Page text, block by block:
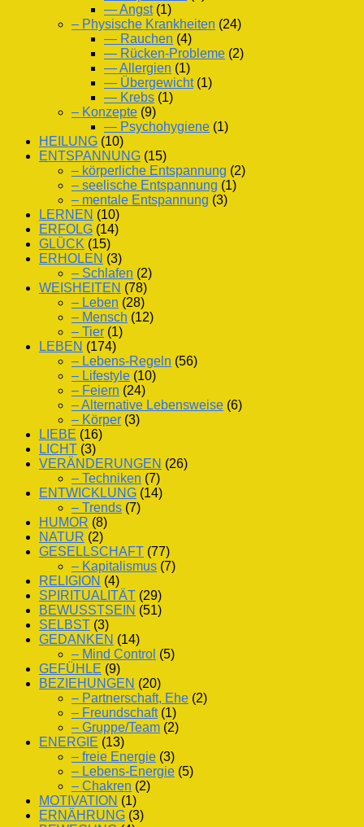
— Angst(1)
– Physische Krankheiten (24)
— Rauchen (4)
— Rücken-Probleme (2)
— Allergien (1)
— Übergewicht(1)
— Krebs (1)
– Konzepte (9)
— Psychohygiene (1)
HEILUNG (10)
ENTSPANNUNG (15)
– körperliche Entspannung (2)
– seelische Entspannung (1)
– mentale Entspannung (3)
LERNEN (10)
ERFOLG (14)
GLÜCK (15)
ERHOLEN (3)
– Schlafen (2)
WEISHEITEN (78)
– Leben (28)
– Mensch (12)
– Tier (1)
LEBEN (174)
– Lebens-Regeln (56)
– Lifestyle (10)
– Feiern (24)
– Alternative Lebensweise (6)
– Körper (3)
LIEBE (16)
LICHT (3)
VERÄNDERUNGEN (26)
– Techniken (7)
ENTWICKLUNG (14)
– Trends (7)
HUMOR (8)
NATUR (2)
GESELLSCHAFT (77)
– Kapitalismus (7)
RELIGION (4)
SPIRITUALITÄT (29)
BEWUSSTSEIN (51)
SELBST (3)
GEDANKEN (14)
– Mind Control (5)
GEFÜHLE (9)
BEZIEHUNGEN (20)
– Partnerschaft, Ehe (2)
– Freundschaft(1)
– Gruppe/Team (2)
ENERGIE (13)
– freie Energie (3)
– Lebens-Energie (5)
– Chakren (2)
MOTIVATION (1)
ERNÄHRUNG (3)